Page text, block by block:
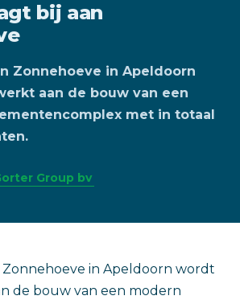
bij aan
Zonnehoeve in Apeldoorn
aan de bouw van een
met in totaal
Group bv
Zonnehoeve in Apeldoorn wordt
de bouw van een modern